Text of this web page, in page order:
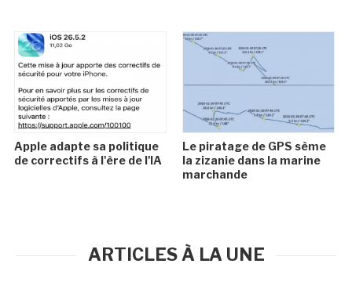
Apple adapte sa politique
de correctifs à l'ère de l'IA
Le piratage de GPS sème
la zizanie dans la marine
marchande
ARTICLES À LA UNE